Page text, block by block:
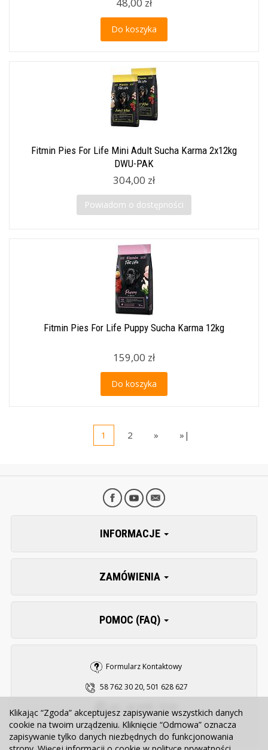
Do koszyka
Fitmin Pies For Life Mini Adult Sucha Karma 2x12kg
DWU-PAK
304,00 zł
Powiadom o dostępności
Fitmin Pies For Life Puppy Sucha Karma 12kg
159,00 zł
Do koszyka
1 2 » »|
INFORMACJE
ZAMÓWIENIA
POMOC (FAQ)
Formularz Kontaktowy
58 762 30 20, 501 628 627
sklep@zooserwis.pl
Klikając “Zgoda” akceptujesz zapisywanie wszystkich danych
cookie na twoim urządzeniu. Kliknięcie “Odmowa” oznacza
zapisywanie tylko danych niezbędnych do funkcjonowania